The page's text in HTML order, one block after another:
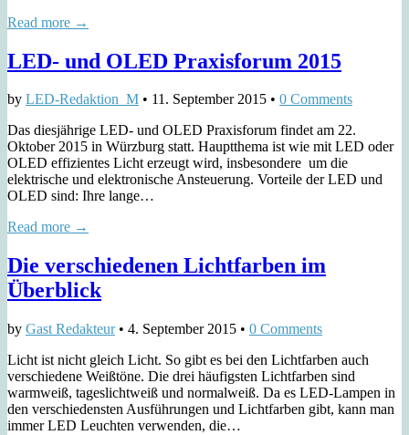
Read more →
LED- und OLED Praxisforum 2015
by LED-Redaktion_M • 11. September 2015 • 0 Comments
Das diesjährige LED- und OLED Praxisforum findet am 22.
Oktober 2015 in Würzburg statt. Hauptthema ist wie mit LED oder
OLED effizientes Licht erzeugt wird, insbesondere um die
elektrische und elektronische Ansteuerung. Vorteile der LED und
OLED sind: Ihre lange…
Read more →
Die verschiedenen Lichtfarben im
Überblick
by Gast Redakteur• 4. September 2015 • 0 Comments
Licht ist nicht gleich Licht. So gibt es bei den Lichtfarben auch
verschiedene Weißtöne. Die drei häufigsten Lichtfarben sind
warmweiß, tageslichtweiß und normalweiß. Da es LED-Lampen in
den verschiedensten Ausführungen und Lichtfarben gibt, kann man
immer LED Leuchten verwenden, die…